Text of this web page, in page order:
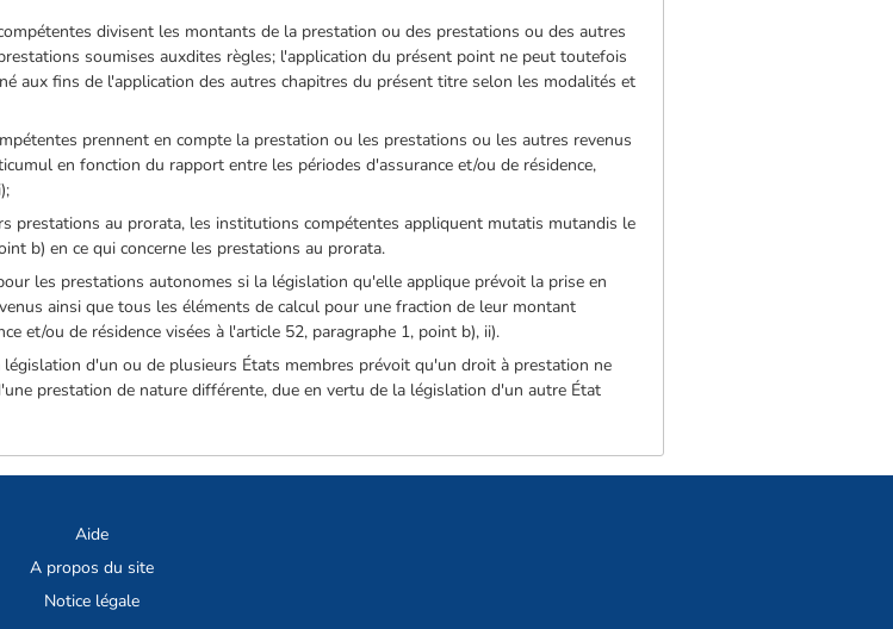
divisent les montants de la prestation ou des prestations ou des autres
soumises auxdites règles; l'application du présent point ne peut toutefois
aux fins de l'application des autres chapitres du présent titre selon les modalités et
prennent en compte la prestation ou les prestations ou les autres revenus
en fonction du rapport entre les périodes d'assurance et/ou de résidence,
prestations au prorata, les institutions compétentes appliquent mutatis mutandis le
b) en ce qui concerne les prestations au prorata.
les prestations autonomes si la législation qu'elle applique prévoit la prise en
ainsi que tous les éléments de calcul pour une fraction de leur montant
et/ou de résidence visées à l'article 52, paragraphe 1, point b), ii).
d'un ou de plusieurs États membres prévoit qu'un droit à prestation ne
prestation de nature différente, due en vertu de la législation d'un autre État
Aide
A propos du site
Notice légale